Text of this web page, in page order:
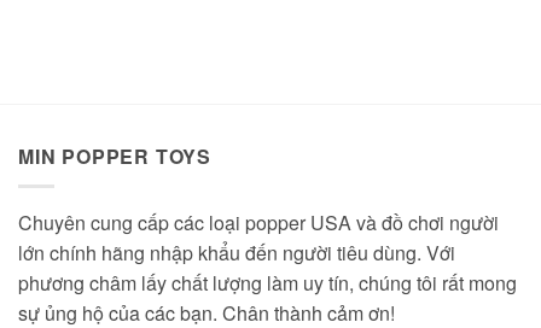
MIN POPPER TOYS
Chuyên cung cấp các loại popper USA và đồ chơi người
lớn chính hãng nhập khẩu đến người tiêu dùng. Với
phương châm lấy chất lượng làm uy tín, chúng tôi rất mong
sự ủng hộ của các bạn. Chân thành cảm ơn!